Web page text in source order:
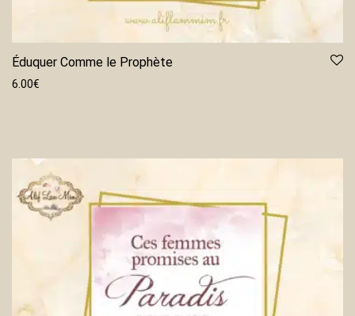
Éduquer Comme le Prophète
6.00€